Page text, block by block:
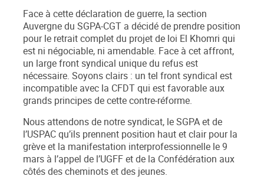
Face à cette déclaration de guerre, la section
Auvergne du SGPA-CGT a décidé de prendre position
pour le retrait complet du projet de loi El Khomri qui
est ni négociable, ni amendable. Face à cet affront,
un large front syndical unique du refus est
nécessaire. Soyons clairs : un tel front syndical est
incompatible avec la CFDT qui est favorable aux
grands principes de cette contre-réforme.
Nous attendons de notre syndicat, le SGPA et de
l’USPAC qu’ils prennent position haut et clair pour la
grève et la manifestation interprofessionnelle le 9
mars à l’appel de l’UGFF et de la Confédération aux
côtés des cheminots et des jeunes.